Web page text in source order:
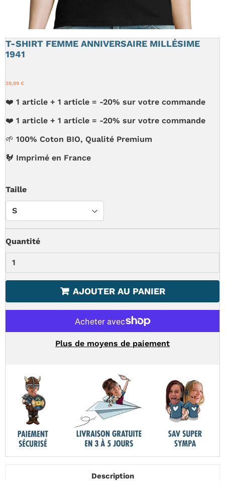
T-SHIRT FEMME ANNIVERSAIRE MILLÉSIME
1941
29,99 €
❤️ 1 article + 1 article = -20% sur votre commande
❤️ 1 article + 1 article = -20% sur votre commande
🌱 100% Coton BIO, Qualité Premium
🐓 Imprimé en France
Taille
Quantité
AJOUTER AU PANIER
Plus de moyens de paiement
Description